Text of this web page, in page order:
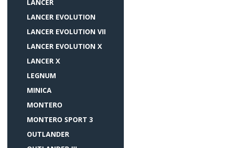
LANCER
LANCER EVOLUTION
LANCER EVOLUTION VII
LANCER EVOLUTION X
LANCER X
LEGNUM
MINICA
MONTERO
MONTERO SPORT 3
OUTLANDER